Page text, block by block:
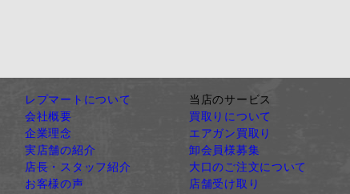
レプマートについて
会社概要
企業理念
実店舗の紹介
店長・スタッフ紹介
お客様の声
当店のサービス
買取りについて
エアガン買取り
卸会員様募集
大口のご注文について
店舗受け取り